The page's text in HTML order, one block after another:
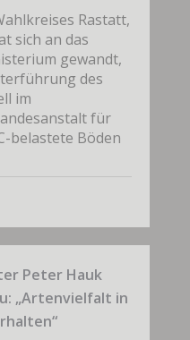
Rastatt,
sich an das
gewandt,
des
im
für
belastete Böden
Peter Hauk
„Artenvielfalt in